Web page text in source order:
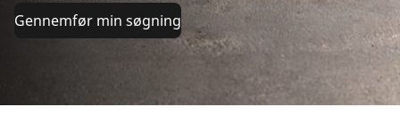
Gennemfør min søgning